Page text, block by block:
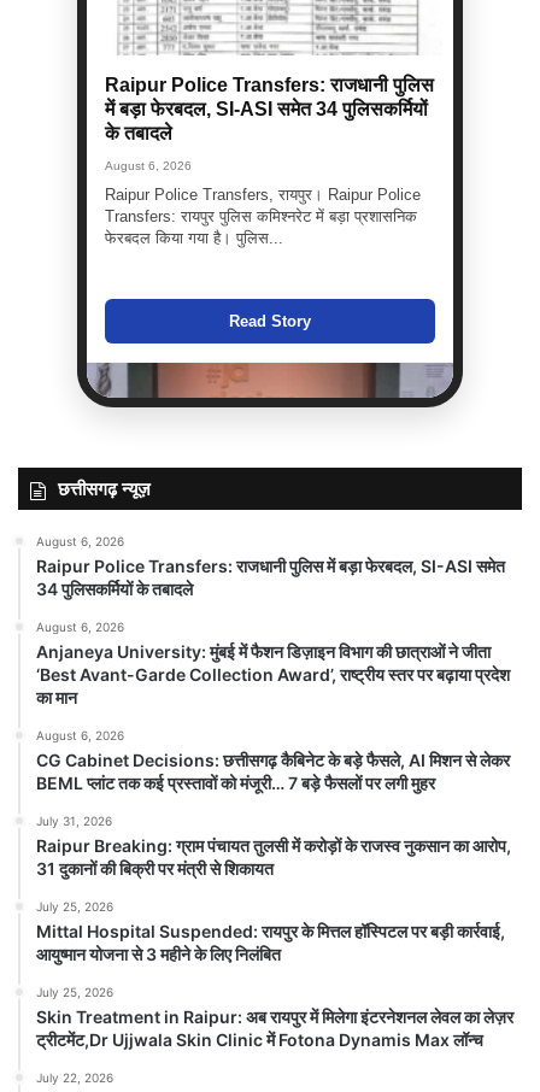
Raipur Police Transfers: राजधानी पुलिस
में बड़ा फेरबदल, SI-ASI समेत 34 पुलिसकर्मियों
के तबादले
August 6, 2026
Raipur Police Transfers, रायपुर। Raipur Police
Transfers: रायपुर पुलिस कमिश्नरेट में बड़ा प्रशासनिक
फेरबदल किया गया है। पुलिस...
Read Story
Anjaneya University: मुंबई में फैशन
डिज़ाइन विभाग की छात्राओं ने जीता ‘Best
Avant-Garde Collection Award’,
August 6, 2026
Anjaneya University रायपुर। आंजनेय विश्वविद्यालय के
फैशन डिज़ाइन विभाग की छात्राओं ने राष्ट्रीय स्तर पर अपनी
Read Story
छत्तीसगढ़ न्यूज़
August 6, 2026
Raipur Police Transfers: राजधानी पुलिस में बड़ा फेरबदल, SI-ASI समेत
34 पुलिसकर्मियों के तबादले
August 6, 2026
Anjaneya University: मुंबई में फैशन डिज़ाइन विभाग की छात्राओं ने जीता
‘Best Avant-Garde Collection Award’, राष्ट्रीय स्तर पर बढ़ाया प्रदेश
का मान
August 6, 2026
CG Cabinet Decisions: छत्तीसगढ़ कैबिनेट के बड़े फैसले, AI मिशन से लेकर
BEML प्लांट तक कई प्रस्तावों को मंजूरी… 7 बड़े फैसलों पर लगी मुहर
July 31, 2026
Raipur Breaking: ग्राम पंचायत तुलसी में करोड़ों के राजस्व नुकसान का आरोप,
31 दुकानों की बिक्री पर मंत्री से शिकायत
July 25, 2026
Mittal Hospital Suspended: रायपुर के मित्तल हॉस्पिटल पर बड़ी कार्रवाई,
आयुष्मान योजना से 3 महीने के लिए निलंबित
July 25, 2026
Skin Treatment in Raipur: अब रायपुर में मिलेगा इंटरनेशनल लेवल का लेज़र
ट्रीटमेंट,Dr Ujjwala Skin Clinic में Fotona Dynamis Max लॉन्च
July 22, 2026